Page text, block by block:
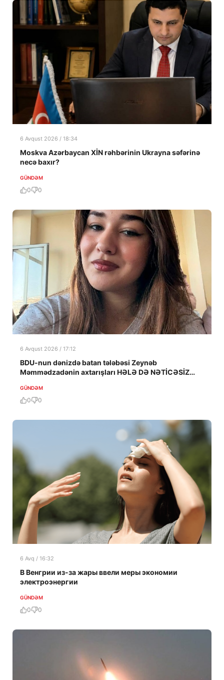
6 Avqust 2026 / 18:34
Moskva Azərbaycan XİN rəhbərinin Ukrayna səfərinə
necə baxır?
GÜNDƏM
0 0
6 Avqust 2026 / 17:12
BDU-nun dənizdə batan tələbəsi Zeynəb
Məmmədzadənin axtarışları HƏLƏ DƏ NƏTİCƏSİZ
GÜNDƏM
0 0
6 Avq / 16:32
В Венгрии из-за жары ввели меры экономии
электроэнергии
GÜNDƏM
0 0